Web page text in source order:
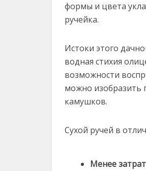
формы и цвета
ручейка.
Истоки этого
водная стихия
возможности
можно изобразить
камушков.
Сухой ручей в
Менее